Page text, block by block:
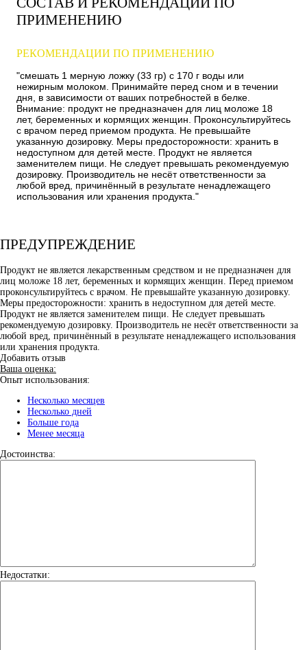
ПРИМЕНЕНИЮ
РЕКОМЕНДАЦИИ ПО ПРИМЕНЕНИЮ
"смешать 1 мерную ложку (33 гр) с 170 г воды или
нежирным молоком. Принимайте перед сном и в течении
дня, в зависимости от ваших потребностей в белке.
Внимание: продукт не предназначен для лиц моложе 18
лет, беременных и кормящих женщин. Проконсультируйтесь
с врачом перед приемом продукта. Не превышайте
указанную дозировку. Меры предосторожности: хранить в
недоступном для детей месте. Продукт не является
заменителем пищи. Не следует превышать рекомендуемую
дозировку. Производитель не несёт ответственности за
любой вред, причинённый в результате ненадлежащего
использования или хранения продукта."
ПРЕДУПРЕЖДЕНИЕ
Продукт не является лекарственным средством и не предназначен для
лиц моложе 18 лет, беременных и кормящих женщин. Перед приемом
проконсультируйтесь с врачом. Не превышайте указанную дозировку.
Меры предосторожности: хранить в недоступном для детей месте.
Продукт не является заменителем пищи. Не следует превышать
рекомендуемую дозировку. Производитель не несёт ответственности за
любой вред, причинённый в результате ненадлежащего использования
или хранения продукта.
Добавить отзыв
Ваша оценка:
Опыт использования:
Несколько месяцев
Несколько дней
Больше года
Менее месяца
Достоинства:
Недостатки: